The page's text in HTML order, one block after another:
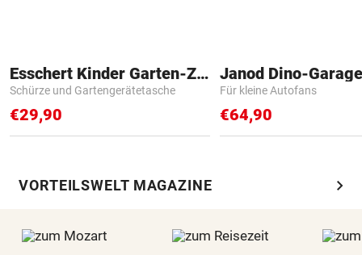
Esschert Kinder Garten-Zubehör
Schürze und Gartengerätetasche
€29,90
Janod Dino-Garage
Für kleine Autofans
€64,90
VORTEILSWELT MAGAZINE chevron_right